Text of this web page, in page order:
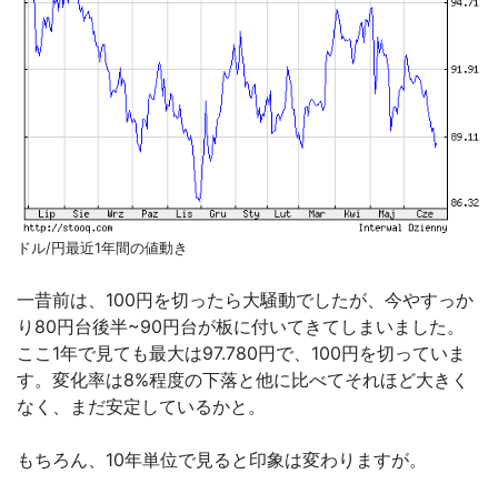
ドル/円最近1年間の値動き
一昔前は、100円を切ったら大騒動でしたが、今やすっか
り80円台後半~90円台が板に付いてきてしまいました。
ここ1年で見ても最大は97.780円で、100円を切っていま
す。変化率は8%程度の下落と他に比べてそれほど大きく
なく、まだ安定しているかと。
もちろん、10年単位で見ると印象は変わりますが。